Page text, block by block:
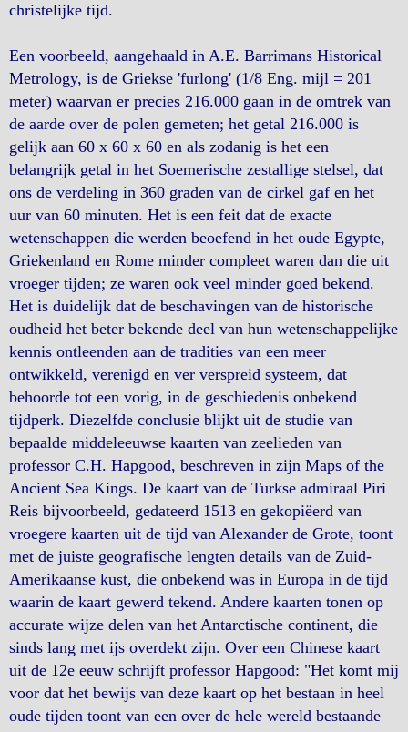
christelijke tijd.
Een voorbeeld, aangehaald in A.E. Barrimans Historical
Metrology, is de Griekse 'furlong' (1/8 Eng. mijl = 201
meter) waarvan er precies 216.000 gaan in de omtrek van
de aarde over de polen gemeten; het getal 216.000 is
gelijk aan 60 x 60 x 60 en als zodanig is het een
belangrijk getal in het Soemerische zestallige stelsel, dat
ons de verdeling in 360 graden van de cirkel gaf en het
uur van 60 minuten. Het is een feit dat de exacte
wetenschappen die werden beoefend in het oude Egypte,
Griekenland en Rome minder compleet waren dan die uit
vroeger tijden; ze waren ook veel minder goed bekend.
Het is duidelijk dat de beschavingen van de historische
oudheid het beter bekende deel van hun wetenschappelijke
kennis ontleenden aan de tradities van een meer
ontwikkeld, verenigd en ver verspreid systeem, dat
behoorde tot een vorig, in de geschiedenis onbekend
tijdperk. Diezelfde conclusie blijkt uit de studie van
bepaalde middeleeuwse kaarten van zeelieden van
professor C.H. Hapgood, beschreven in zijn Maps of the
Ancient Sea Kings. De kaart van de Turkse admiraal Piri
Reis bijvoorbeeld, gedateerd 1513 en gekopiëerd van
vroegere kaarten uit de tijd van Alexander de Grote, toont
met de juiste geografische lengten details van de Zuid-
Amerikaanse kust, die onbekend was in Europa in de tijd
waarin de kaart gewerd tekend. Andere kaarten tonen op
accurate wijze delen van het Antarctische continent, die
sinds lang met ijs overdekt zijn. Over een Chinese kaart
uit de 12e eeuw schrijft professor Hapgood: "Het komt mij
voor dat het bewijs van deze kaart op het bestaan in heel
oude tijden toont van een over de hele wereld bestaande